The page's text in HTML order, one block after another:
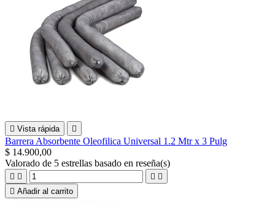
 Vista rápida 
Barrera Absorbente Oleofilica Universal 1.2 Mtr x 3 Pulg
$ 14.900,00
Valorado de 5 estrellas basado en reseña(s)
   
 Añadir al carrito